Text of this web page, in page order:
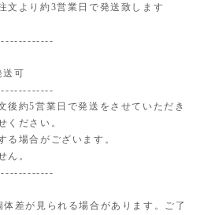
文より約3営業日で発送致します
送可
後約5営業日で発送をさせていただき
ください。
る場合がございます。
ん。
差が見られる場合があります。ご了